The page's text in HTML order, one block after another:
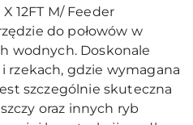
12FT M/ Feeder
do połowów w
wodnych. Doskonale
rzekach, gdzie wymagana
szczególnie skuteczna
oraz innych ryb